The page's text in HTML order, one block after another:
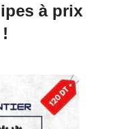
à prix